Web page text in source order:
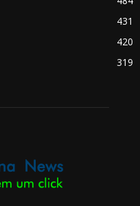
431
420
319